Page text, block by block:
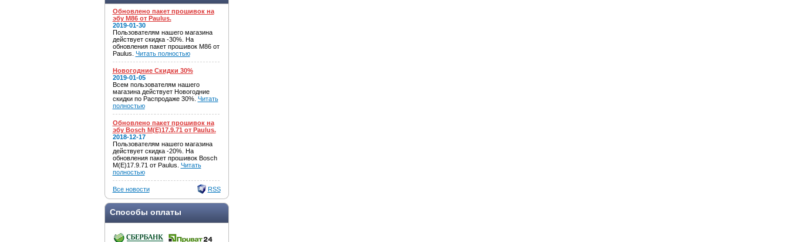
Обновлено пакет прошивок на
эбу M86 от Paulus.
2019-01-30
Пользователям нашего магазина
действует скидка -30%. На
обновления пакет прошивок M86 от
Paulus. Читать полностью
Новогодние Скидки 30%
2019-01-05
Всем пользователям нашего
магазина действует Новогодние
скидки по Распродаже 30%. Читать
полностью
Обновлено пакет прошивок на
эбу Bosch M(E)17.9.71 от Paulus.
2018-12-17
Пользователям нашего магазина
действует скидка -20%. На
обновления пакет прошивок Bosch
M(E)17.9.71 от Paulus. Читать
полностью
Все новости RSS
Способы оплаты